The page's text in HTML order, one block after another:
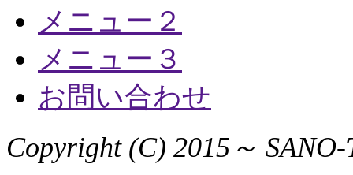
メニュー２
メニュー３
お問い合わせ
Copyright (C) 2015～